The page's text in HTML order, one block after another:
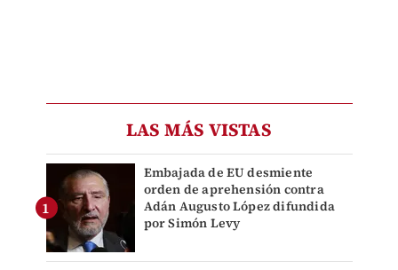
LAS MÁS VISTAS
Embajada de EU desmiente
orden de aprehensión contra
Adán Augusto López difundida
por Simón Levy